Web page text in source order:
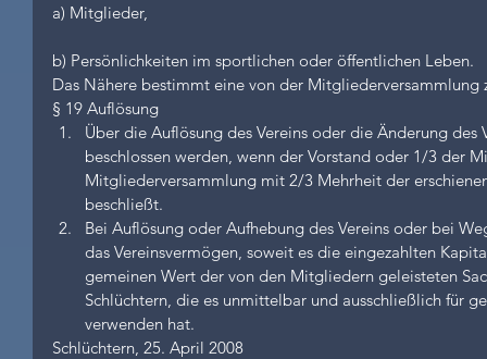
a) Mitglieder,
b) Persönlichkeiten im sportlichen oder öffentlichen Leben.
Das Nähere bestimmt eine von der Mitgliederversammlung
§ 19 Auflösung
Über die Auflösung des Vereins oder die Änderung des
beschlossen werden, wenn der Vorstand oder 1/3 der
Mitgliederversammlung mit 2/3 Mehrheit der
beschließt.
Bei Auflösung oder Aufhebung des Vereins oder bei
das Vereinsvermögen, soweit es die eingezahlten
gemeinen Wert der von den Mitgliedern geleisteten
Schlüchtern, die es unmittelbar und ausschließlich für
verwenden hat.
Schlüchtern, 25. April 2008